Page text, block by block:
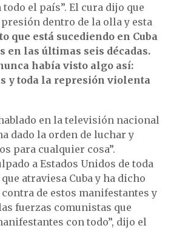
el país”. El cura dijo que
dentro de la olla y esta
que está sucediendo en Cuba
en las últimas seis décadas.
había visto algo así:
y toda la represión violenta
en la televisión nacional
dado la orden de luchar y
para cualquier cosa”.
a Estados Unidos de toda
atraviesa Cuba y ha dicho
de estos manifestantes y
fuerzas comunistas que
con todo”, dijo el